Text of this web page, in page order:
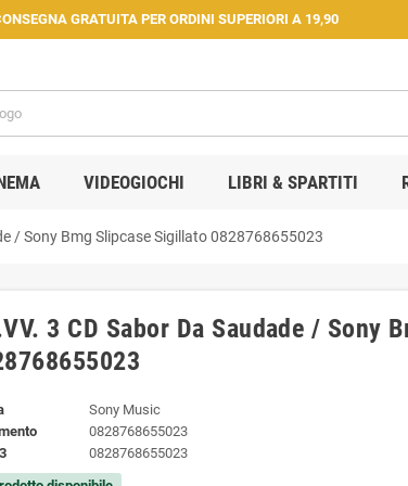
GRATUITA PER ORDINI SUPERIORI A 19,90
VIDEOGIOCHI LIBRI & SPARTITI
/ Sony Bmg Slipcase Sigillato 0828768655023
3 CD Sabor Da Saudade / Sony
Sony Music
0828768655023
0828768655023